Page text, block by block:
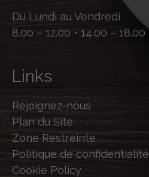
Du Lundi au Vendredi
8.00 – 12.00 • 14.00 – 18.00
Links
Rejoignez-nous
Plan du Site
Zone Restreinte
Politique de confidentialité
Cookie Policy